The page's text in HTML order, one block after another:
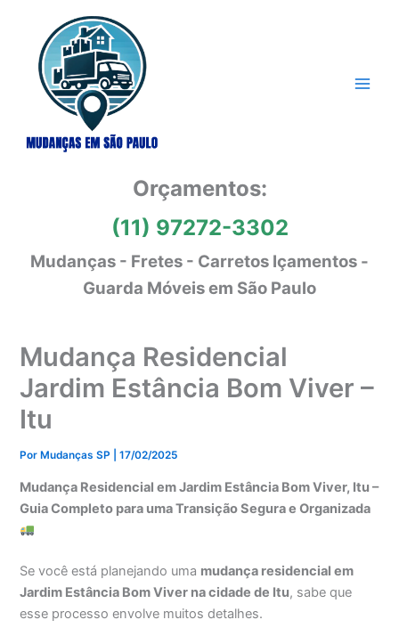
conteúdo
Orçamentos:
(11) 97272-3302
Mudanças - Fretes - Carretos Içamentos -
Guarda Móveis em São Paulo
Mudança Residencial
Jardim Estância Bom Viver –
Itu
Por Mudanças SP |17/02/2025
Mudança Residencial em Jardim Estância Bom Viver, Itu –
Guia Completo para uma Transição Segura e Organizada
Se você está planejando uma mudança residencial em
Jardim Estância Bom Viver na cidade de Itu, sabe que
esse processo envolve muitos detalhes.